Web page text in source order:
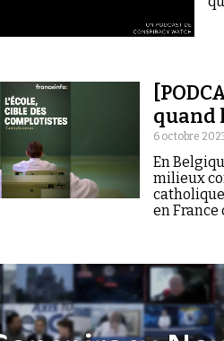
quand
6 octobre
En
milieux
en France